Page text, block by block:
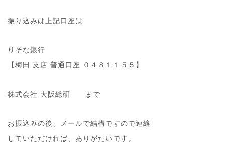
振り込みは上記口座は
りそな銀行
【梅田 支店 普通口座 ０４８１１５５】
株式会社 大阪総研 まで
お振込みの後、メールで結構ですので連絡
していただければ、ありがたいです。